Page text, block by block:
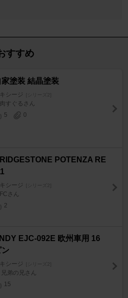
すすめ
家塗装 結晶塗装
シージ [シリーズ2]
すぐるさん
5
0
POTENZA RE
シージ [シリーズ2]
さん
2
EJC-092E 欧州車用 16
ン
シージ [シリーズ2]
兄弟の兄さん
15